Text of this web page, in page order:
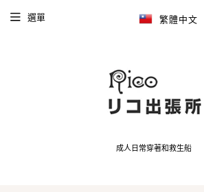
成人日常穿著和救生船
繁體中文
選單